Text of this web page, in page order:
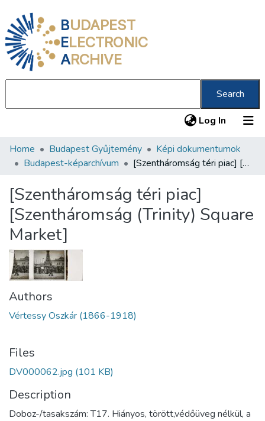
BUDAPEST
ELECTRONIC
ARCHIVE
Search
Log In (current)
Communities & Collections
Statistics
About us
Home Budapest Gyűjtemény
Képi dokumentumok
Budapest-képarchívum
[Szentháromság téri piac] [Szentháromság (Trinity) Square Market]
[Szentháromság téri piac]
[Szentháromság (Trinity) Square
Market]
Authors
Vértessy Oszkár (1866-1918)
Files
DV000062.jpg (101 KB)
Description
Doboz-/tasakszám: T17. Hiányos, törött,védőüveg nélkül, a